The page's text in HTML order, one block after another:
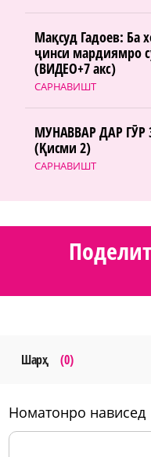
САРНАВИШТ
Мақсуд Гадоев: Ба
ҷинси мардиямро
(ВИДЕО+7 акс)
САРНАВИШТ
МУНАВВАР ДАР
(Қисми 2)
Шарҳ (0)
номатонро нависед